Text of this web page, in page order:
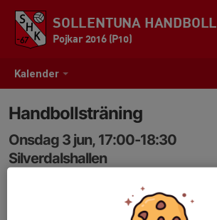
Kalender
SOLLENTUNA HANDBOLL
Pojkar 2016 (P10)
Handbollsträning
Onsdag 3 jun, 17:00-18:30
Silverdalshallen
Utefys efter träningen, ta med uteskor